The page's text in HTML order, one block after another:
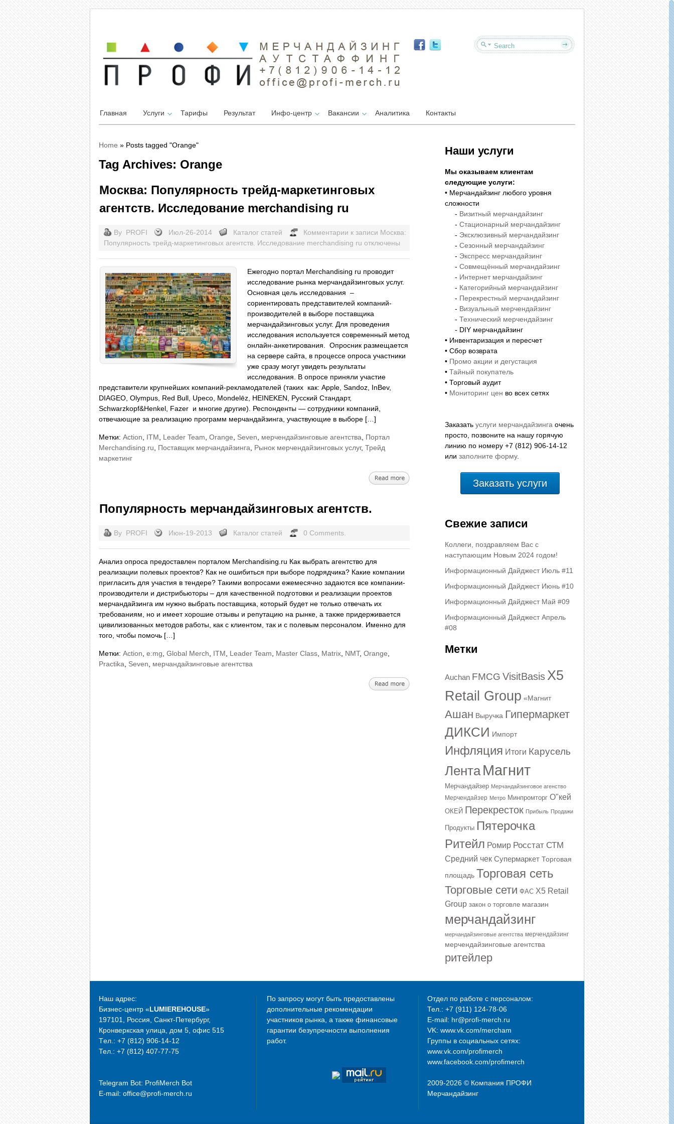
Главная Услуги Тарифы Результат Инфо-центр Вакансии Аналитика Контакты
Home » Posts tagged "Orange"
Tag Archives: Orange
Москва: Популярность трейд-маркетинговых
агентств. Исследование merchandising ru
By PROFI Июл-26-2014 Каталог статей Комментарии к записи Москва:
Популярность трейд-маркетинговых агентств. Исследование merchandising ru отключены
Ежегодно портал Merchandising ru проводит
исследование рынка мерчандайзинговых услуг.
Основная цель исследования –
сориентировать представителей компаний-
производителей в выборе поставщика
мерчандайзинговых услуг. Для проведения
исследования используется современный метод
онлайн-анкетирования. Опросник размещается
на сервере сайта, в процессе опроса участники
уже сразу могут увидеть результаты
исследования. В опросе приняли участие
представители крупнейших компаний-рекламодателей (таких как: Apple, Sandoz, InBev,
DIAGEO, Olympus, Red Bull, Upeco, Mondelēz, HEINEKEN, Русский Стандарт,
Schwarzkopf&Henkel, Fazer и многие другие). Респонденты — сотрудники компаний,
отвечающие за реализацию программ мерчандайзинга, участвующие в выборе […]
Метки: Action ITM Leader Team Orange Seven мерчендайзинговые агентства
Портал
Merchandising.ru
Поставщик мерчандайзинга Рынок мерчендайзинговых услуг, Трейд
маркетинг
Популярность мерчандайзинговых агентств.
By PROFI Июн-19-2013 Каталог статей 0 Comments.
Анализ опроса предоставлен порталом Merchandising.ru Как выбрать агентство для
реализации полевых проектов? Как не ошибиться при выборе подрядчика? Какие компании
пригласить для участия в тендере? Такими вопросами ежемесячно задаются все компании-
производители и дистрибьюторы – для качественной подготовки и реализации проектов
мерчандайзинга им нужно выбрать поставщика, который будет не только отвечать их
требованиям, но и имеет хорошие отзывы и репутацию на рынке, а также придерживается
цивилизованных методов работы, как с клиентом, так и с полевым персоналом. Именно для
того, чтобы помочь […]
Метки: Action e:mg Global Merch ITM Leader Team Master Class Matrix NMT, Orange
Practika
Seven мерчандайзинговые агентства
Наши услуги
Мы оказываем клиентам
следующие услуги:
• Мерчандайзинг любого уровня
сложности
- Визитный мерчандайзинг
- Стационарный мерчандайзинг
- Эксклюзивный мерчандайзинг
- Сезонный мерчандайзинг
- Экспресс мерчандайзинг
- Совмещённый мерчандайзинг
- Интернет мерчандайзинг
- Категорийный мерчандайзинг
- Перекрестный мерчандайзинг
- Визуальный мерчендайзинг
- Технический мерчендайзинг
- DIY мерчандайзинг
• Инвентаризация и пересчет
• Сбор возврата
• Промо акции и дегустация
• Тайный покупатель
• Торговый аудит
• Мониторинг цен во всех сетях
Заказать услуги мерчандайзинга очень
просто, позвоните на нашу горячую
линию по номеру +7 (812) 906-14-12
или заполните форму.
Заказать услуги
Свежие записи
Коллеги, поздравляем Вас с
наступающим Новым 2024 годом!
Информационный Дайджест Июль #11
Информационный Дайджест Июнь #10
Информационный Дайджест Май #09
Информационный Дайджест Апрель
#08
Метки
Auchan FMCG VisitBasis X5
Retail Group «Магнит
Ашан Выручка Гипермаркет
ДИКСИ Импорт
Инфляция Итоги Карусель
Лента Магнит
Мерчандайзер Мерчандайзинговое агенство
Мерчендайзер Метро Минпромторг О"кей
ОКЕЙ Перекресток Прибыль Продажи
Продукты Пятерочка
Ритейл Ромир Росстат СТМ
Средний чек Супермаркет Торговая
площадь Торговая сеть
Торговые сети ФАС Х5 Retail
Group закон о торговле магазин
мерчандайзинг
мерчандайзинговые агентства мерчендайзинг
мерчендайзинговые агентства
ритейлер
Наш адрес:
Бизнес-центр «LUMIEREHOUSE»
197101, Россия, Санкт-Петербург,
Кронверкская улица, дом 5, офис 515
Tел.: +7 (812) 906-14-12
Тел.: +7 (812) 407-77-75
Telegram Bot: ProfiMerch Bot
E-mail: office@profi-merch.ru
По запросу могут быть предоставлены
дополнительные рекомендации
участников рынка, а также финансовые
гарантии безупречности выполнения
работ.
Отдел по работе с персоналом:
Тел.: +7 (911) 124-78-06
E-mail: hr@profi-merch.ru
VK: www.vk.com/mercham
Группы в социальных сетях:
www.vk.com/profimerch
www.facebook.com/profimerch
2009-2026 © Компания ПРОФИ
Мерчандайзинг